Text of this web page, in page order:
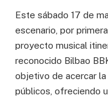
Este sábado 17 de
escenario, por
proyecto musical
reconocido Bilbao
objetivo de acercar
públicos, ofreciendo